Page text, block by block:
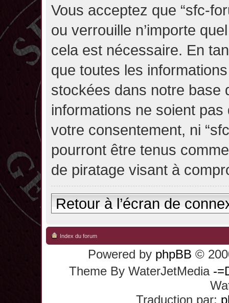
Vous acceptez que “sfc-
ou verrouille n’importe
cela est nécessaire. En
que toutes les
stockées dans notre base
informations ne soient
votre consentement, ni
pourront être tenus
de piratage visant à
Retour à l’écran de
Index du forum
Powered by phpBB ©
Theme By WaterJetMedia -
Traduction par: